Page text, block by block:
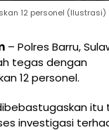
12 personel (Ilustrasi)
– Polres Barru,
tegas dengan
12 personel.
itu
investigasi